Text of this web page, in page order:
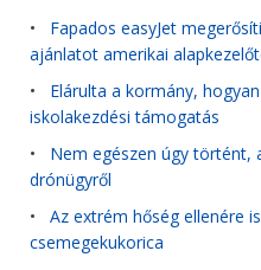
• Fapados easyJet
ajánlatot amerikai
• Elárulta a kormány,
iskolakezdési támogatás
• Nem egészen úgy történt,
drónügyről
• Az extrém hőség ellenére
csemegekukorica